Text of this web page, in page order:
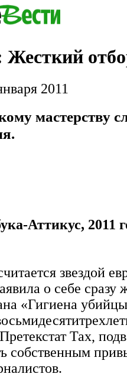
2011
мастерству
Аттикус, 2011
звездой
о себе сразу
«Гигиена
Тах,
собственным